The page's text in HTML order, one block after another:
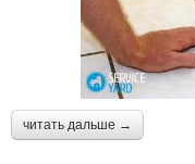
читать дальше →